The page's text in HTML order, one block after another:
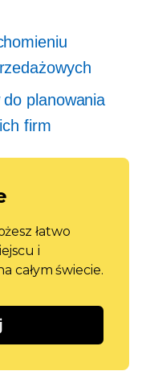
planowania
firm
łatwo
i
całym świecie.